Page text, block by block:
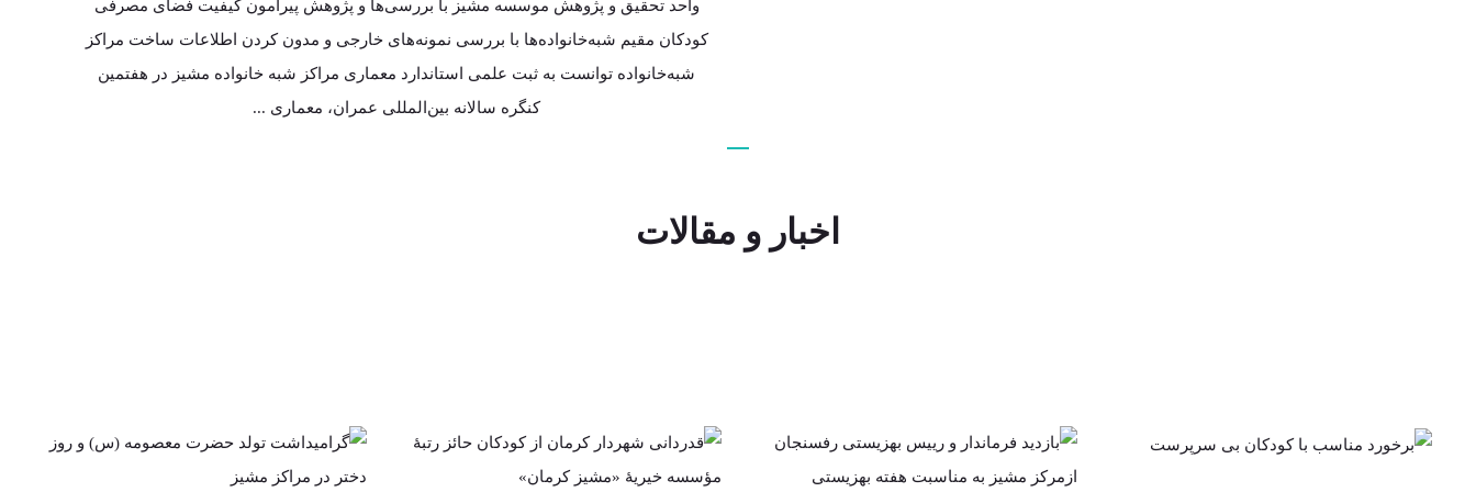
در نخستین همایش مسئولیت اجتماعی کشور در سال 1395 نشان زرین مسئولیت اجتماعی از
سوی ریاست جمهور به موسسه خیریه مشیز اهدا شد.
واحد تحقیق و پژوهش موسسه مشیز با بررسی‌ها و پژوهش پیرامون کیفیت فضای مصرفی
کودکان مقیم شبه‌خانواده‌ها با بررسی نمونه‌های خارجی و مدون کردن اطلاعات ساخت مراکز
شبه‌خانواده توانست به ثبت علمی استاندارد معماری مراکز شبه خانواده مشیز در هفتمین
کنگره سالانه بین‌المللی عمران، معماری ...
متحد، مقام مشاوره ای ویژه این سازمان را دریافت کرد. مشیز با دریافت این مقام قادر خواهد
بود تا فعالانه با شورای اقتصادی و اجتماعی و نهادهای وابسته به آن، همچنین ...
اخبار و مقالات
کودکان بی
ازمرکز مشیز به
مؤسسه خیریۀ «مشیز
روز دختر در مراکز